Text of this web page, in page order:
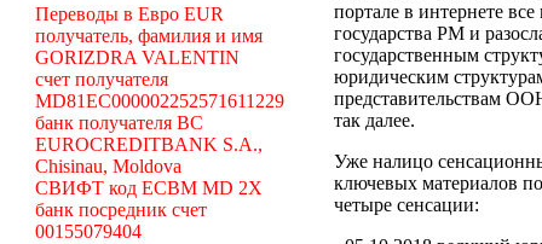
Переводы в Евро EUR
получатель, фамилия и имя
GORIZDRA VALENTIN
счет получателя
MD81EC000002252571611229
банк получателя BC
EUROCREDITBANK S.A.,
Chisinau, Moldova
СВИФТ код ECBM MD 2X
банк посредник счет
00155079404
портале в интернете
государства РМ и
государственным
юридическим
представительствам
так далее.
Уже налицо
ключевых материалов
четыре сенсации: